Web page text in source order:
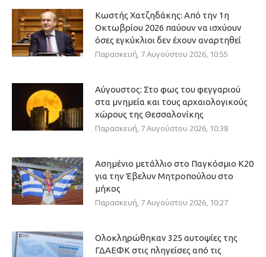
Κωστής Χατζηδάκης: Από την 1η
Οκτωβρίου 2026 παύουν να ισχύουν
όσες εγκύκλιοι δεν έχουν αναρτηθεί
Παρασκευή, 7 Αυγούστου 2026, 10:55
Αύγουστος: Στο φως του φεγγαριού
στα μνημεία και τους αρχαιολογικούς
χώρους της Θεσσαλονίκης
Παρασκευή, 7 Αυγούστου 2026, 10:38
Ασημένιο μετάλλιο στο Παγκόσμιο Κ20
για την Έβελυν Μητροπούλου στο
μήκος
Παρασκευή, 7 Αυγούστου 2026, 10:27
Ολοκληρώθηκαν 325 αυτοψίες της
ΓΔΑΕΦΚ στις πληγείσες από τις